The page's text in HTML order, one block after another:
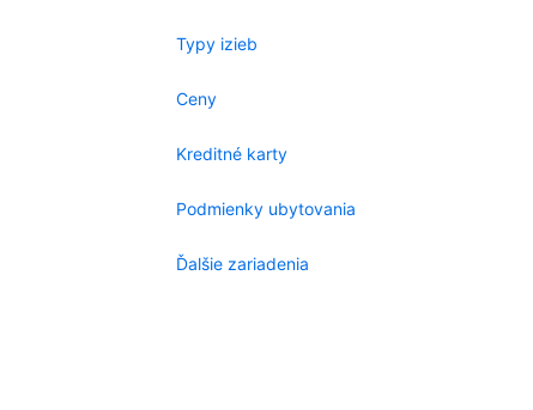
Typy izieb
Ceny
Kreditné karty
Podmienky ubytovania
Ďalšie zariadenia